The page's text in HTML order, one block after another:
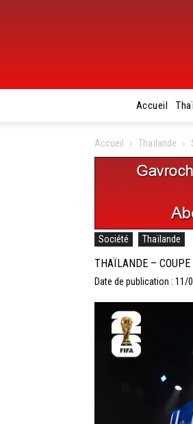
Accueil
Accueil Thaïlande
Société Thaïlande
THAÏLANDE –
Date de publication : 11/